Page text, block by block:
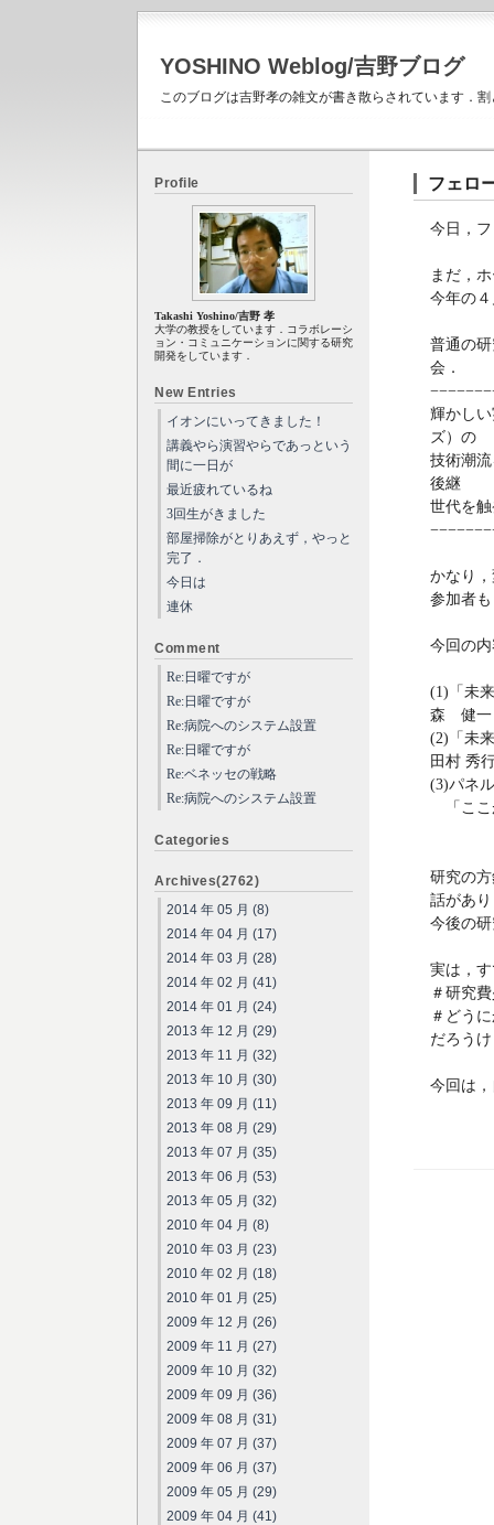
YOSHINO Weblog/吉野ブログ
このブログは吉野孝の雑文が書き散らされています．
フェロ
今日，
まだ，
今年の
普通の
会．
輝かし
ズ）の
技術潮
後継
世代を
かなり
参加者
今回の
(1)「未
森 健一
(2)「未
田村 秀
(3)パネ
「ここ
研究の
話があ
今後の
実は，
＃研究
＃どう
だろう
今回は
Profile
Takashi Yoshino/吉野 孝
大学の教授をしています．コラボレーシ
ョン・コミュニケーションに関する研究
開発をしています．
New Entries
イオンにいってきました！
講義やら演習やらであっという
間に一日が
最近疲れているね
3回生がきました
部屋掃除がとりあえず，やっと
完了．
今日は
連休
Comment
Re:日曜ですが
Re:日曜ですが
Re:病院へのシステム設置
Re:日曜ですが
Re:ベネッセの戦略
Re:病院へのシステム設置
Categories
Archives(2762)
2014 年 05 月 (8)
2014 年 04 月 (17)
2014 年 03 月 (28)
2014 年 02 月 (41)
2014 年 01 月 (24)
2013 年 12 月 (29)
2013 年 11 月 (32)
2013 年 10 月 (30)
2013 年 09 月 (11)
2013 年 08 月 (29)
2013 年 07 月 (35)
2013 年 06 月 (53)
2013 年 05 月 (32)
2010 年 04 月 (8)
2010 年 03 月 (23)
2010 年 02 月 (18)
2010 年 01 月 (25)
2009 年 12 月 (26)
2009 年 11 月 (27)
2009 年 10 月 (32)
2009 年 09 月 (36)
2009 年 08 月 (31)
2009 年 07 月 (37)
2009 年 06 月 (37)
2009 年 05 月 (29)
2009 年 04 月 (41)